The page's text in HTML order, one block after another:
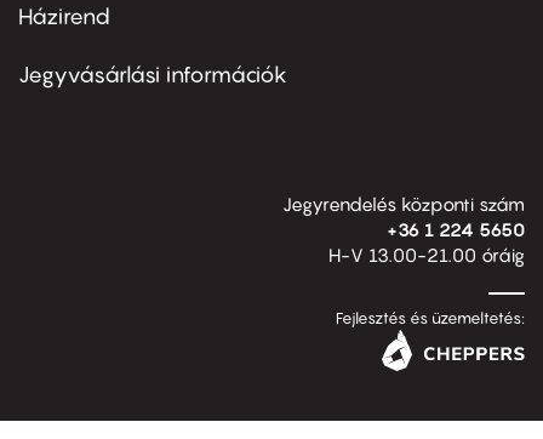
Footer
second
Házirend
Jegyvásárlási információk
Jegyrendelés központi szám
+36 1 224 5650
H-V 13.00-21.00 óráig
Fejlesztés és üzemeltetés: